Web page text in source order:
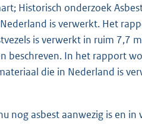
Historisch onderzoek
is verwerkt. Het
is verwerkt in ruim 7,7
beschreven. In het rapport
die in Nederland is
nog asbest aanwezig is en in